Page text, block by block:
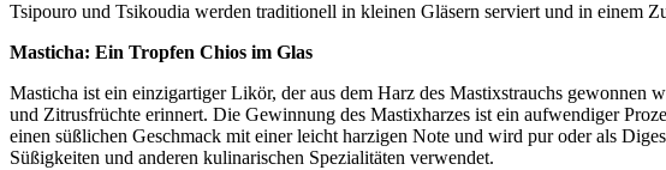
Tsipouro und Tsikoudia werden traditionell in kleinen Gläsern serviert und in einem
Masticha: Ein Tropfen Chios im Glas
Masticha ist ein einzigartiger Likör, der aus dem Harz des Mastixstrauchs gewonnen
und Zitrusfrüchte erinnert. Die Gewinnung des Mastixharzes ist ein aufwendiger
einen süßlichen Geschmack mit einer leicht harzigen Note und wird pur oder als
Süßigkeiten und anderen kulinarischen Spezialitäten verwendet.